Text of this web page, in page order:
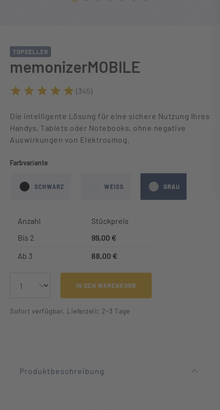
TOPSELLER
memonizerMOBILE
(345)
Die intelligente Lösung für eine sichere Nutzung Ihres
Handys, Tablets oder Notebooks, ohne negative
Auswirkungen von Elektrosmog.
Farbvariante
SCHWARZ WEISS GRAU
Anzahl
Stückpreis
Bis 2
99,00 €
Ab 3 88,00 €
IN DEN WARENKORB
Sofort verfügbar, Lieferzeit: 2-3 Tage
Produktbeschreibung